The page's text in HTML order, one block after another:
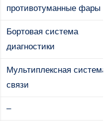
противотуманные фары
Бортовая система
диагностики
Мультиплексная система
связи
–